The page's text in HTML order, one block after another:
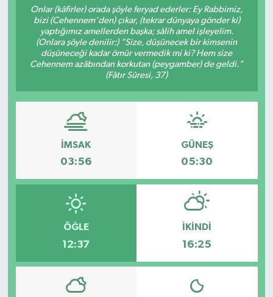
Onlar (kâfirler) orada şöyle feryad ederler: Ey Rabbimiz,
bizi (Cehennem'den) çıkar, (tekrar dünyaya gönder ki)
yaptığımız amellerden başka; sâlih amel işleyelim.
(Onlara şöyle denilir:) "Size, düşünecek bir kimsenin
düşüneceği kadar ömür vermedik mi ki? Hem size
Cehennem azâbından korkutan (peygamber) de geldi."
(Fâtır Sûresi, 37)
İMSAK
03:56
GÜNEŞ
05:30
ÖĞLE
12:37
İKINDI
16:25
RESMİ İLANLAR